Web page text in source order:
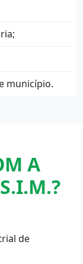
município.
A
de